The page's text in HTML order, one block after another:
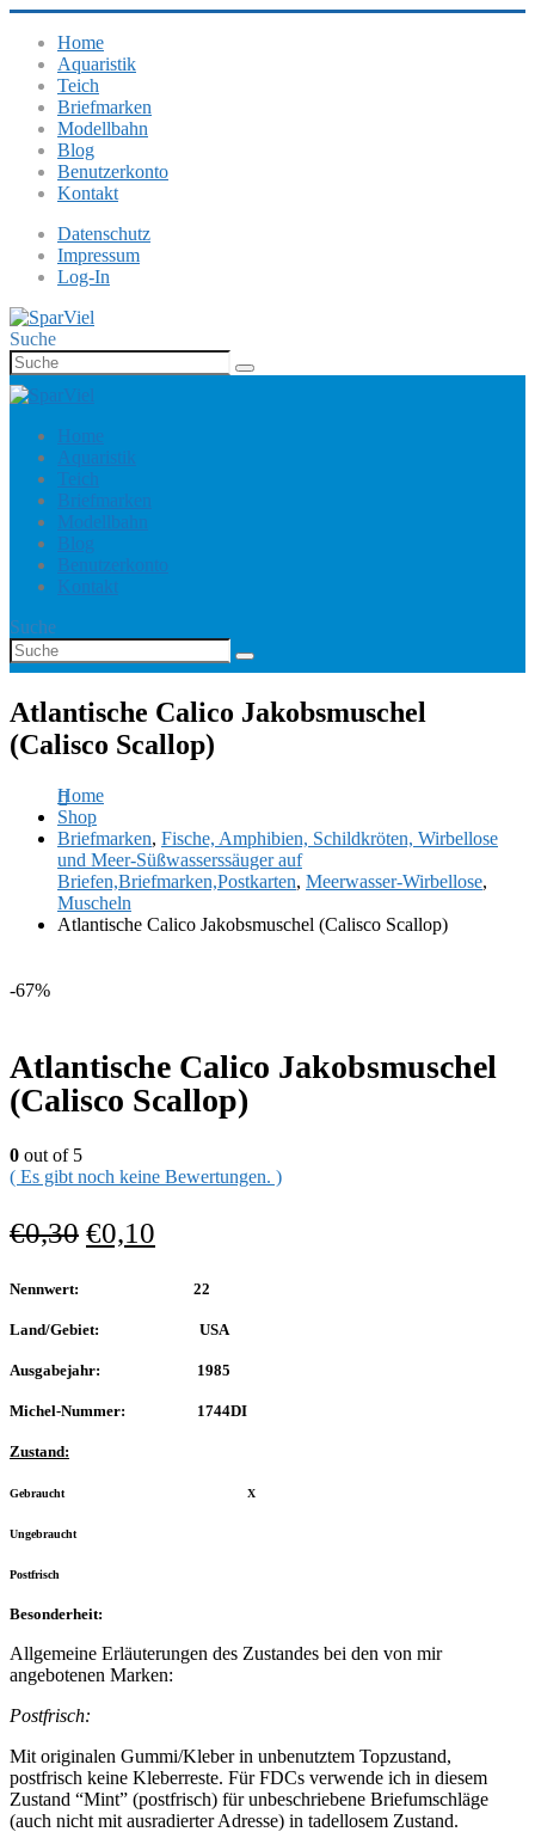
Home
Aquaristik
Teich
Briefmarken
Modellbahn
Blog
Benutzerkonto
Kontakt
Datenschutz
Impressum
Log-In
Suche
Home
Aquaristik
Teich
Briefmarken
Modellbahn
Blog
Benutzerkonto
Kontakt
Suche
Atlantische Calico Jakobsmuschel
(Calisco Scallop)
Home
Shop
Briefmarken, Fische, Amphibien, Schildkröten, Wirbellose
und Meer-Süßwasserssäuger auf
Briefen,Briefmarken,Postkarten, Meerwasser-Wirbellose,
Muscheln
Atlantische Calico Jakobsmuschel (Calisco Scallop)
-67%
Atlantische Calico Jakobsmuschel
(Calisco Scallop)
0 out of 5
( Es gibt noch keine Bewertungen. )
€0,30 €0,10
Nennwert: 22
Land/Gebiet: USA
Ausgabejahr: 1985
Michel-Nummer: 1744DI
Zustand:
Gebraucht X
Ungebraucht
Postfrisch
Besonderheit:
Allgemeine Erläuterungen des Zustandes bei den von mir
angebotenen Marken:
Postfrisch:
Mit originalen Gummi/Kleber in unbenutztem Topzustand,
postfrisch keine Kleberreste. Für FDCs verwende ich in diesem
Zustand “Mint” (postfrisch) für unbeschriebene Briefumschläge
(auch nicht mit ausradierter Adresse) in tadellosem Zustand.